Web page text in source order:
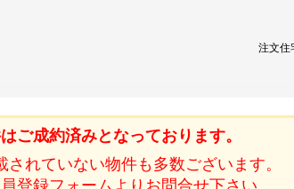
注文住
ご成約済みとなっております。
れていない物件も多数ございます。
登録フォームよりお問合せ下さい。